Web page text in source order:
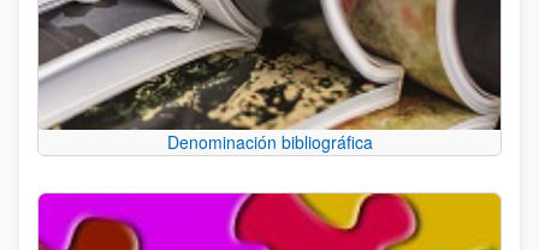
Denominación bibliográfica